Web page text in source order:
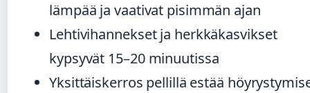
lämpää ja vaativat pisimmän ajan
Lehtivihannekset ja herkkäkasvikset
kypsyvät 15–20 minuutissa
Yksittäiskerros pellillä estää